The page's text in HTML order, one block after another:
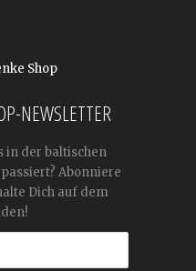
Shop
NEWSLETTER
in der baltischen
Abonniere
Dich auf dem